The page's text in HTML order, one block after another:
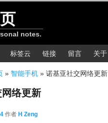
notes.
标签云 链接 留言 关于
» 智能手机 » 诺基亚社交网络更新
络更新
作者 H Zeng